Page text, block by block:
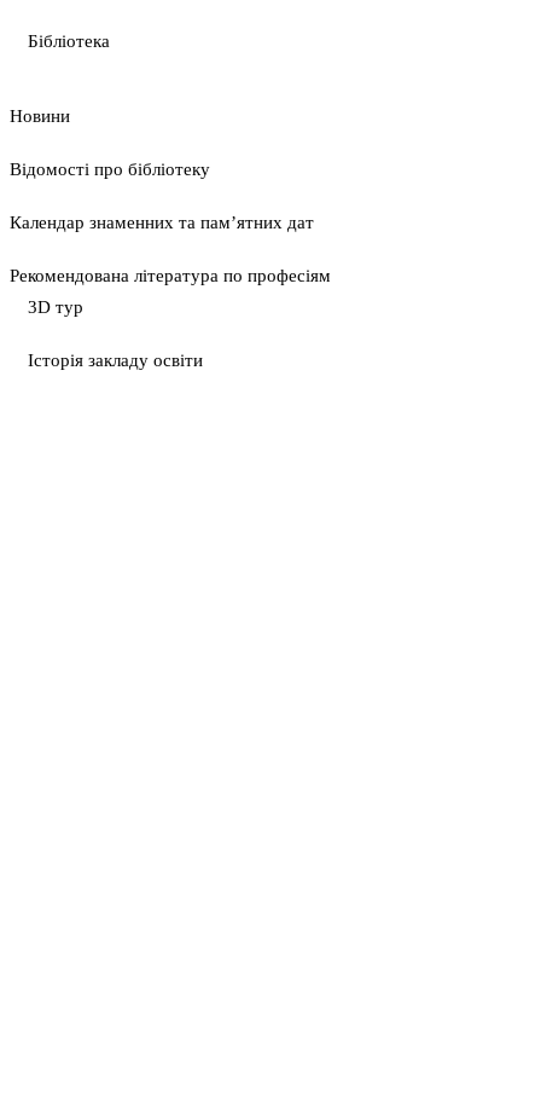
Бібліотека
Новини
Відомості про бібліотеку
Календар знаменних та пам’ятних дат
Рекомендована література по професіям
3D тур
Історія закладу освіти